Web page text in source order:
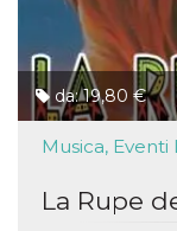
da: 19,80 €
Musica, Eventi
La Rupe